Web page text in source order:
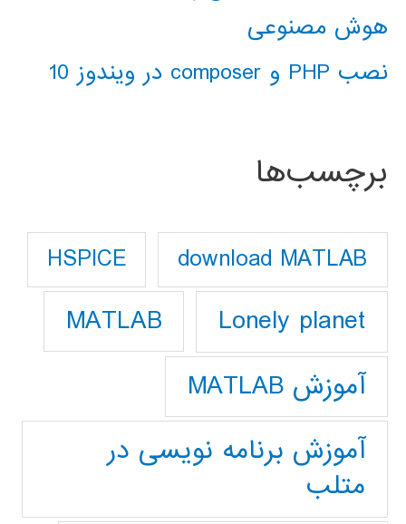
هوش مصنوعی
نصب PHP و composer در ویندوز 10
برچسب‌ها
download MATLAB
HSPICE
Lonely planet
MATLAB
آموزش MATLAB
آموزش برنامه نویسی در
متلب